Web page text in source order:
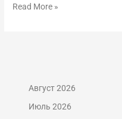
Read More »
Август 2026
Июль 2026